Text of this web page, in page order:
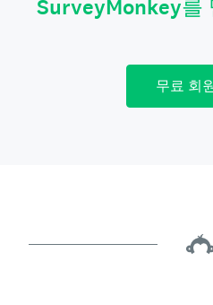
SurveyMonkey를
무료 회